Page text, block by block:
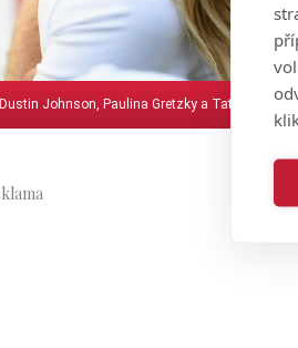
Dustin Johnson, Paulina Gretzky a Tatum